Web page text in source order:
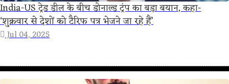
India-US ट्रेड डील के बीच डोनाल्ड ट्रंप का बड़ा बयान, कहा-
‘शुक्रवार से देशों को टैरिफ पत्र भेजने जा रहे हैं’
Jul 04, 2025